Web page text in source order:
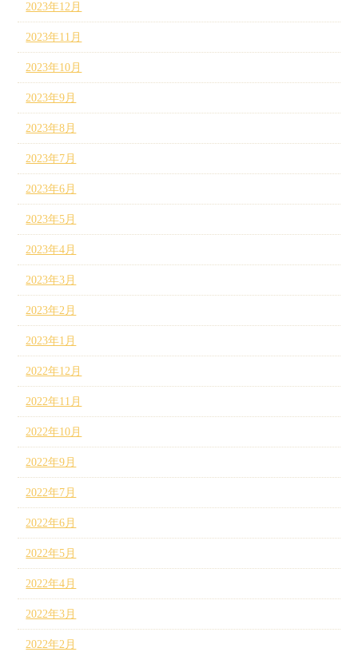
2023年12月
2023年11月
2023年10月
2023年9月
2023年8月
2023年7月
2023年6月
2023年5月
2023年4月
2023年3月
2023年2月
2023年1月
2022年12月
2022年11月
2022年10月
2022年9月
2022年7月
2022年6月
2022年5月
2022年4月
2022年3月
2022年2月